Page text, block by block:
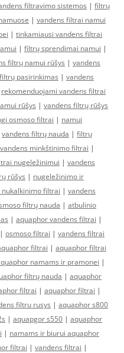
filtravimo sistemos | filtrų
| vandens filtrai namui
| tinkamiausi vandens filtrai
| filtrų sprendimai namui |
filtrų namui rūšys | vandens
pasirinkimas | vandens
rekomenduojami vandens filtrai
rūšys | vandens filtrų rūšys
osmoso filtrai | namui
vandens filtrų nauda | filtrų
vandens minkštinimo filtrai |
nugeležinimui | vandens
rūšys | nugeležinimo ir
nukalkinimo filtrai | vandens
filtrų nauda | atbulinio
| aquaphor vandens filtrai |
| osmoso filtrai | vandens filtrai
filtrai | aquaphor filtrai
namams ir pramonei |
filtrų nauda | aquaphor
filtrai | aquaphor filtrai |
filtru rusys | aquaphor s800
| aquapgor s550 | aquaphor
| namams ir biurui aquaphor
filtrai | vandens filtrai |